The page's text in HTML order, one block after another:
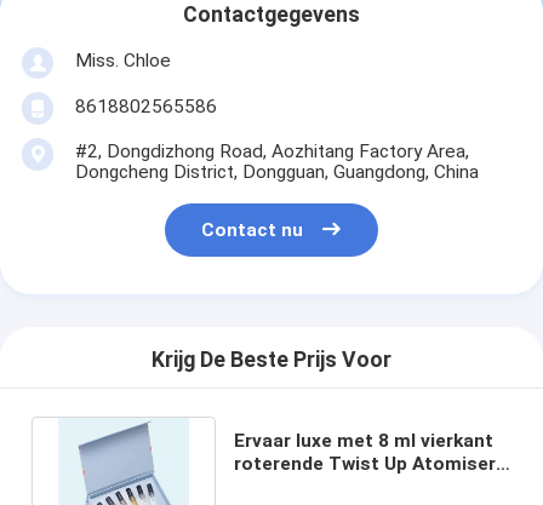
Contactgegevens
Miss. Chloe
8618802565586
#2, Dongdizhong Road, Aozhitang Factory Area,
Dongcheng District, Dongguan, Guangdong, China
Contact nu
Krijg De Beste Prijs Voor
Ervaar luxe met 8 ml vierkant
roterende Twist Up Atomiser